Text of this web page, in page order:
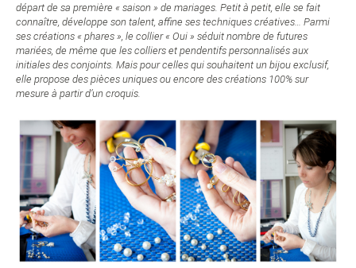
départ de sa première « saison » de mariages. Petit à petit, elle se fait
connaître, développe son talent, affine ses techniques créatives… Parmi
ses créations « phares », le collier « Oui » séduit nombre de futures
mariées, de même que les colliers et pendentifs personnalisés aux
initiales des conjoints. Mais pour celles qui souhaitent un bijou exclusif,
elle propose des pièces uniques ou encore des créations 100% sur
mesure à partir d’un croquis.